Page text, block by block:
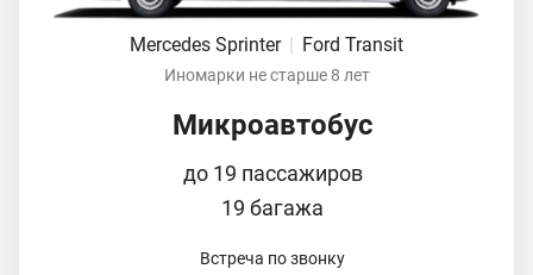
Mercedes Sprinter | Ford Transit
Иномарки не старше 8 лет
Микроавтобус
до 19 пассажиров
19 багажа
Встреча по звонку